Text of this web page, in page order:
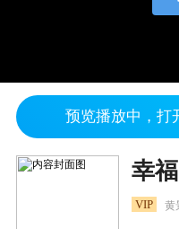
预览播放中，打
VIP 黄